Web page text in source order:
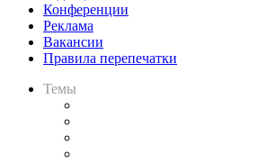
Конференции
Реклама
Вакансии
Правила перепечатки
Темы